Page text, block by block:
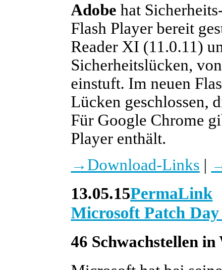
Adobe hat
Flash Player bereit
Reader XI (11.0.11)
Sicherheitslücken,
einstuft. Im neuen
Lücken geschlossen,
Für Google Chrome
Player enthält.
→Download-Links |
13.05.15PermaLink
Microsoft Patch
46 Schwachstellen